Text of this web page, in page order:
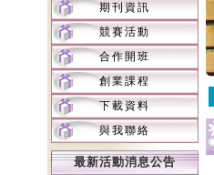
期刊資訊
競賽活動
合作開班
創業課程
下載資料
與我聯絡
最新活動消息公告